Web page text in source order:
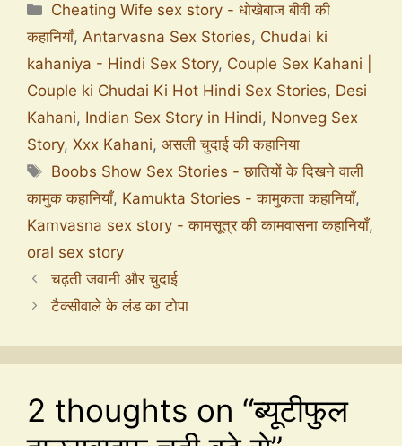
Cheating Wife sex story - धोखेबाज बीवी की
कहानियाँ, Antarvasna Sex Stories, Chudai ki
kahaniya - Hindi Sex Story, Couple Sex Kahani |
Couple ki Chudai Ki Hot Hindi Sex Stories, Desi
Kahani, Indian Sex Story in Hindi, Nonveg Sex
Story, Xxx Kahani, असली चुदाई की कहानिया
Boobs Show Sex Stories - छातियों के दिखने वाली
कामुक कहानियाँ, Kamukta Stories - कामुकता कहानियाँ,
Kamvasna sex story - कामसूत्र की कामवासना कहानियाँ,
oral sex story
चढ़ती जवानी और चुदाई
टैक्सीवाले के लंड का टोपा
2 thoughts on “ब्यूटीफुल